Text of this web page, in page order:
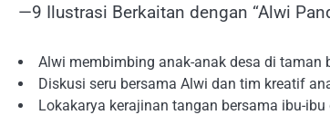
—9 Ilustrasi Berkaitan dengan “Alwi
Alwi membimbing anak-anak desa di taman
Diskusi seru bersama Alwi dan tim kreatif
Lokakarya kerajinan tangan bersama ibu-ibu